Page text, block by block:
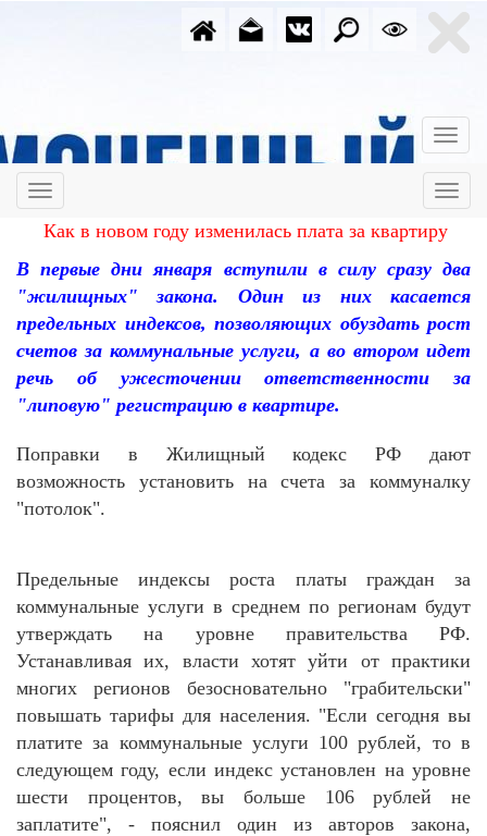
Как в новом году изменилась плата за квартиру
В первые дни января вступили в силу сразу два
"жилищных" закона. Один из них касается
предельных индексов, позволяющих обуздать рост
счетов за коммунальные услуги, а во втором идет
речь об ужесточении ответственности за
"липовую" регистрацию в квартире.
Поправки в Жилищный кодекс РФ дают
возможность установить на счета за коммуналку
"потолок".
Предельные индексы роста платы граждан за
коммунальные услуги в среднем по регионам будут
утверждать на уровне правительства РФ.
Устанавливая их, власти хотят уйти от практики
многих регионов безосновательно "грабительски"
повышать тарифы для населения. "Если сегодня вы
платите за коммунальные услуги 100 рублей, то в
следующем году, если индекс установлен на уровне
шести процентов, вы больше 106 рублей не
заплатите", - пояснил один из авторов закона,